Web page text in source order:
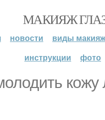
МАКИЯЖ
новости виды
инструкции
фото
кожу